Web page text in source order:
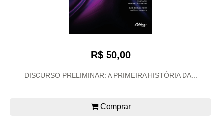
R$ 50,00
DISCURSO PRELIMINAR: A PRIMEIRA HISTÓRIA DA...
Comprar